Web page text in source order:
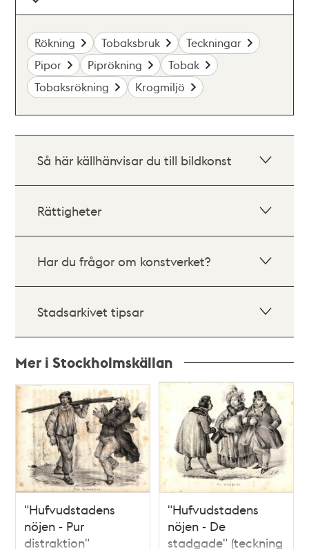
Rökning Tobaksbruk
Teckningar
Pipor
Piprökning
Tobak
Tobaksrökning
Krogmiljö
Så här källhänvisar du till bildkonst
Rättigheter
Har du frågor om konstverket?
Stadsarkivet tipsar
Mer i Stockholmskällan
Relaterade
poster
och
teman
"Hufvudstadens
nöjen - Pur
distraktion"
"Hufvudstadens
nöjen - De
stadgade" (teckning